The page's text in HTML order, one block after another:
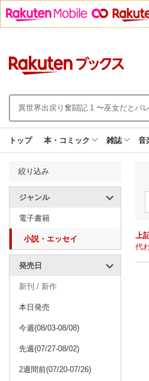
トップ 本・コミック 雑誌 音
絞り込み
ジャンル
電子書籍
小説・エッセイ
発売日
新刊 / 新作
本日発売
今週(08/03-08/08)
先週(07/27-08/02)
2週間前(07/20-07/26)
上
代